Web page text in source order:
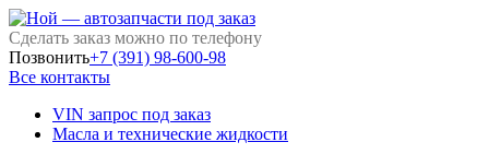
Сделать заказ можно по телефону
Позвонить+7 (391) 98-600-98
Все контакты
VIN запрос под заказ
Масла и технические жидкости